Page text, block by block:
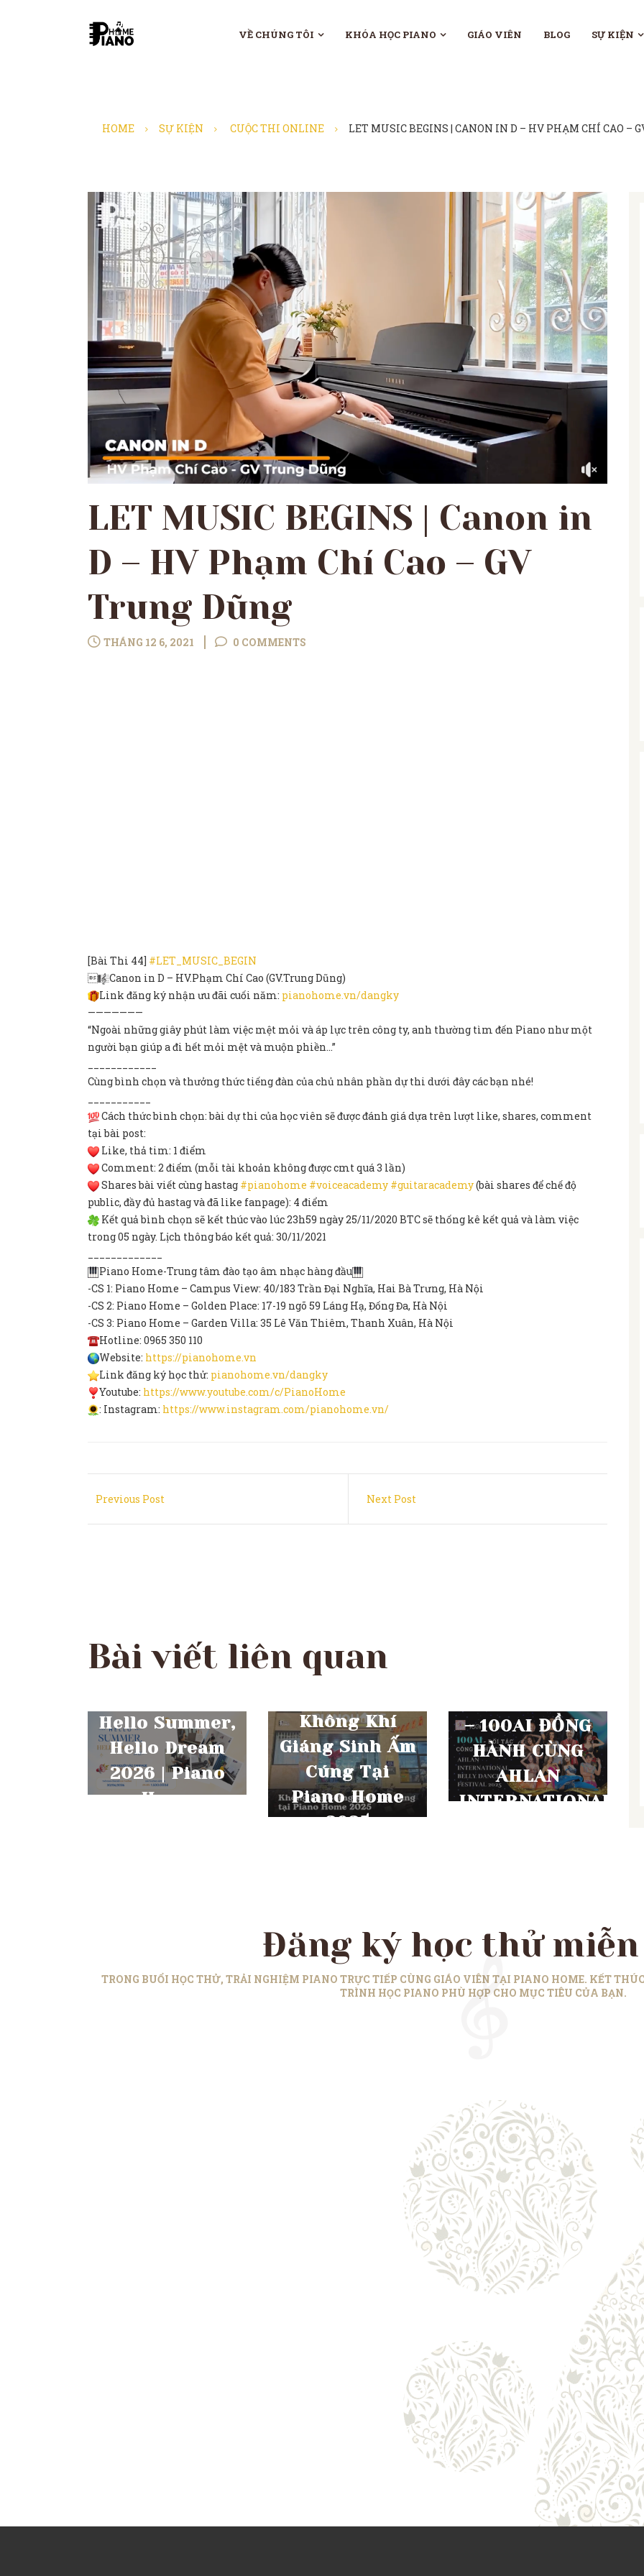
VỀ CHÚNG TÔI KHÓA HỌC PIANO GIÁO VIÊN BLOG SỰ KIỆN
HOME SỰ KIỆN CUỘC THI ONLINE LET MUSIC BEGINS | CANON IN D – HV PHẠM CHÍ CAO –
LET MUSIC BEGINS | Canon in
D – HV Phạm Chí Cao – GV
Trung Dũng
THÁNG 12 6, 2021 0 COMMENTS
[Bài Thi 44] #LET_MUSIC_BEGIN
️
Canon in D – HV.Phạm Chí Cao (GV.Trung Dũng)
Link đăng ký nhận ưu đãi cuối năm: pianohome.vn/dangky
———————
“Ngoài những giây phút làm việc mệt mỏi và áp lực trên công ty, anh thường tìm đến Piano như một
người bạn giúp a đi hết mỏi mệt và muộn phiền…”
Cùng bình chọn và thưởng thức tiếng đàn của chủ nhân phần dự thi dưới đây các bạn nhé!
Cách thức bình chọn: bài dự thi của học viên sẽ được đánh giá dựa trên lượt like, shares, comment
tại bài post:
Like, thả tim: 1 điểm
Comment: 2 điểm (mỗi tài khoản không được cmt quá 3 lần)
Shares bài viết cùng hastag #pianohome #voiceacademy #guitaracademy(bài shares để chế độ
public, đầy đủ hastag và đã like fanpage): 4 điểm
Kết quả bình chọn sẽ kết thúc vào lúc 23h59 ngày 25/11/2020 BTC sẽ thống kê kết quả và làm việc
trong 05 ngày. Lịch thông báo kết quả: 30/11/2021
Piano Home-Trung tâm đào tạo âm nhạc hàng đầu
-CS 1: Piano Home – Campus View: 40/183 Trần Đại Nghĩa, Hai Bà Trưng, Hà Nội
-CS 2: Piano Home – Golden Place: 17-19 ngõ 59 Láng Hạ, Đống Đa, Hà Nội
-CS 3: Piano Home – Garden Villa: 35 Lê Văn Thiêm, Thanh Xuân, Hà Nội
Hotline: 0965 350 110
Website: https://pianohome.vn
Link đăng ký học thử: pianohome.vn/dangky
Youtube: https://www.youtube.com/c/PianoHome
: Instagram: https://www.instagram.com/pianohome.vn/
Previous Post Next Post
Bài viết liên quan
Hello Summer,
Hello Dream
2026 | Piano
Home
Không Khí
Giáng Sinh Ấm
Cúng Tại
Piano Home
2025
– 100AI ĐỒNG
HÀNH CÙNG
AHLAN
INTERNATIONAL
Đăng ký học thử
TRONG BUỔI HỌC THỬ, TRẢI NGHIỆM PIANO TRỰC TIẾP CÙNG GIÁO VIÊN TẠI PIANO HOME. KẾT
TRÌNH HỌC PIANO PHÙ HỢP CHO MỤC TIÊU CỦA BẠN.